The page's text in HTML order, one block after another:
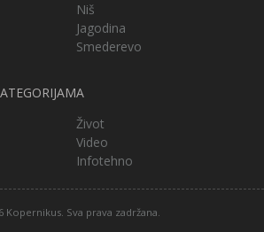
Niš
Jagodina
Smederevo
Život
Video
Infotehno
Kopernikus. Sva prava zadržana.